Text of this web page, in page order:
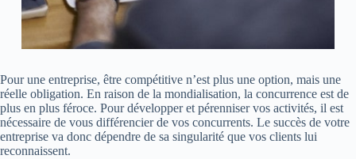
Pour une entreprise, être compétitive n’est plus une option, mais une
réelle obligation. En raison de la mondialisation, la concurrence est de
plus en plus féroce. Pour développer et pérenniser vos activités, il est
nécessaire de vous différencier de vos concurrents. Le succès de votre
entreprise va donc dépendre de sa singularité que vos clients lui
reconnaissent.